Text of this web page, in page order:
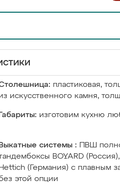
пластиковая,
искусственного камня,
Габариты: изготовим кухню
Выкатные системы :
ПВШ
BOYARD
Hettich (Германия) с плавным
этой опции